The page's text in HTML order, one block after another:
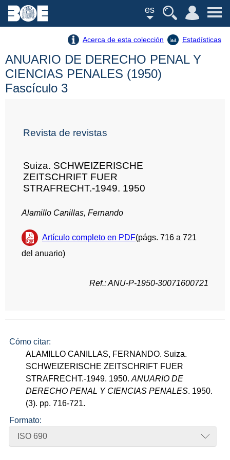
es
Acerca de esta colección Estadísticas
ANUARIO DE DERECHO PENAL Y
CIENCIAS PENALES (1950)
Fascículo 3
Revista de revistas
Suiza. SCHWEIZERISCHE
ZEITSCHRIFT FUER
STRAFRECHT.-1949. 1950
Alamillo Canillas, Fernando
Artículo completo en PDF(págs. 716 a 721
del anuario)
Ref.: ANU-P-1950-30071600721
Cómo citar:
ALAMILLO CANILLAS, FERNANDO. Suiza.
SCHWEIZERISCHE ZEITSCHRIFT FUER
STRAFRECHT.-1949. 1950.ANUARIO DE
DERECHO PENAL Y CIENCIAS PENALES. 1950.
(3). pp. 716-721.
Formato:
ISO 690